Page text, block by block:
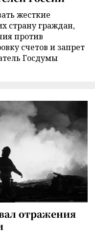
жесткие
страну граждан,
против
счетов и запрет
Госдумы
отражения